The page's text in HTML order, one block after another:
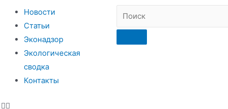
Новости
Статьи
Эконадзор
Экологическая
сводка
Контакты